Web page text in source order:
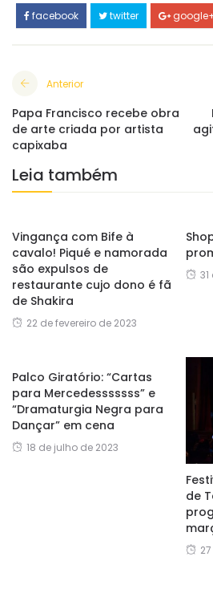
facebook twitter
Anterior
Papa Francisco recebe obra
de arte criada por artista
capixaba
Leia também
Vingança com Bife à
cavalo! Piqué e namorada
são expulsos de
restaurante cujo dono é fã
de Shakira
22 de fevereiro de 2023
Palco Giratório: “Cartas
para Mercedesssssss” e
“Dramaturgia Negra para
Dançar” em cena
18 de julho de 2023
de